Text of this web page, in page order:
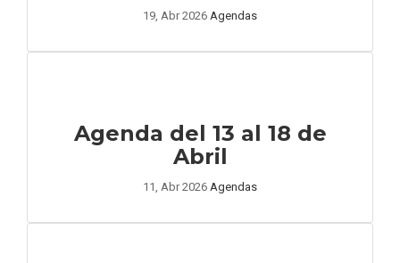
19, Abr 2026 Agendas
Agenda del 13 al 18 de
Abril
11, Abr 2026 Agendas